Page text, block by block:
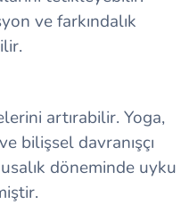
ve farkındalık
artırabilir. Yoga,
bilişsel davranışçı
döneminde uyku